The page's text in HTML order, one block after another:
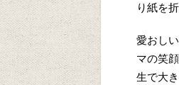
り紙を
愛おし
マの笑
生で大